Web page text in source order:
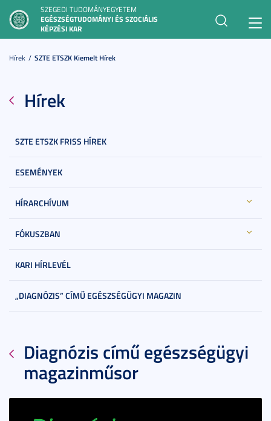
SZEGEDI TUDOMÁNYEGYETEM
EGÉSZSÉGTUDOMÁNYI ÉS SZOCIÁLIS
KÉPZÉSI KAR
Hírek SZTE ETSZK Kiemelt Hírek
Hírek
SZTE ETSZK FRISS HÍREK
ESEMÉNYEK
HÍRARCHÍVUM
FÓKUSZBAN
KARI HÍRLEVÉL
„DIAGNÓZIS” CÍMŰ EGÉSZSÉGÜGYI MAGAZIN
Diagnózis című egészségügyi
magazinműsor